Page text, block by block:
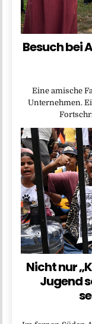
Besuch bei
Eine amische
Unternehmen.
Nicht nur
Jugend